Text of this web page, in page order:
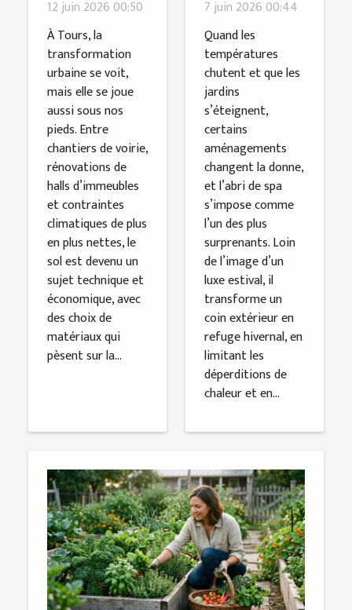
immersion
avec un
spécialiste
du sol à la
loupe
12 juin 2026 00:50
À Tours, la
transformation
urbaine se voit,
mais elle se joue
aussi sous nos
pieds. Entre
chantiers de voirie,
rénovations de
halls d’immeubles
et contraintes
climatiques de plus
en plus nettes, le
sol est devenu un
sujet technique et
économique, avec
des choix de
matériaux qui
pèsent sur la...
inattendus
des
soirées
d’hiver
dans le
jardin
7 juin 2026 00:44
Quand les
températures
chutent et que les
jardins
s’éteignent,
certains
aménagements
changent la donne,
et l’abri de spa
s’impose comme
l’un des plus
surprenants. Loin
de l’image d’un
luxe estival, il
transforme un
coin extérieur en
refuge hivernal, en
limitant les
déperditions de
chaleur et en...